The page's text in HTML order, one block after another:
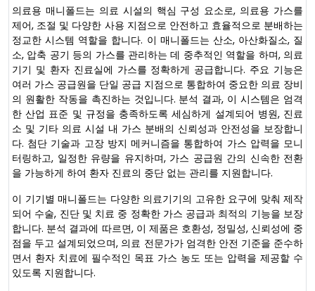
의료용 매니폴드는 의료 시설의 핵심 구성 요소로, 의료용 가스를
제어, 조절 및 다양한 사용 지점으로 안전하고 효율적으로 분배하는
정교한 시스템 역할을 합니다. 이 매니폴드는 산소, 아산화질소, 질
소, 압축 공기 등의 가스를 관리하는 데 중추적인 역할을 하며, 의료
기기 및 환자 진료실에 가스를 정확하게 공급합니다. 주요 기능은
여러 가스 공급원을 단일 공급 지점으로 통합하여 중요한 의료 장비
의 원활한 작동을 촉진하는 것입니다. 분석 결과, 이 시스템은 엄격
한 산업 표준 및 규정을 충족하도록 세심하게 설계되어 병원, 진료
소 및 기타 의료 시설 내 가스 분배의 신뢰성과 안전성을 보장합니
다. 첨단 기술과 고장 방지 메커니즘을 통합하여 가스 압력을 모니
터링하고, 일정한 유량을 유지하며, 가스 공급원 간의 신속한 전환
을 가능하게 하여 환자 진료의 중단 없는 관리를 지원합니다.
이 기기별 매니폴드는 다양한 의료기기의 고유한 요구에 맞춰 제작
되어 수술, 진단 및 치료 중 정확한 가스 공급과 최적의 기능을 보장
합니다. 분석 결과에 따르면, 이 제품은 호환성, 정밀성, 신뢰성에 중
점을 두고 설계되었으며, 의료 전문가가 엄격한 안전 기준을 준수하
면서 환자 치료에 필수적인 목표 가스 농도 또는 압력을 제공할 수
있도록 지원합니다.